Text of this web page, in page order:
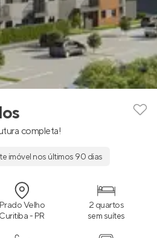
completa!
imóvel nos últimos 90 dias
Prado Velho
Curitiba - PR
2 quartos
sem suítes